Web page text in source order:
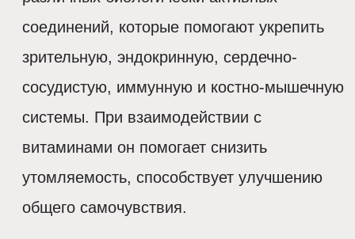
соединений, которые помогают укрепить
зрительную, эндокринную, сердечно-
сосудистую, иммунную и костно-мышечную
системы. При взаимодействии с
витаминами он помогает снизить
утомляемость, способствует улучшению
общего самочувствия.